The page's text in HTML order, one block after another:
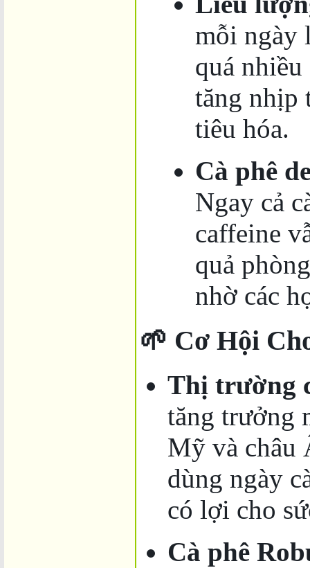
mỗi ngày
quá
tăng nhịp
tiêu hóa.
Cà phê
Ngay cả
caffeine
quả
nhờ các
🌱 Cơ Hội
Thị trường
tăng trưởng
Mỹ và châu
dùng ngày
có lợi cho
Cà phê